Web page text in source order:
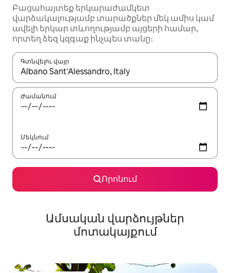
Բացահայտեք երկարաժամկետ
վարձակալությամբ տարածքներ մեկ ամիս կամ
ավելի երկար տևողությամբ այցերի համար,
որտեղ ձեզ կզգաք ինչպես տանը։
Գտնվելու վայր
Երբ արդյունքները հասանելի լինեն, սլաքների
Ժամանում
Մեկնում
Որոնում
Ամսական վարձույթներ
մոտակայքում